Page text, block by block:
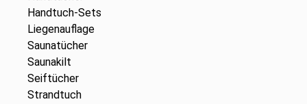
Handtuch-Sets
Liegenauflage
Saunatücher
Saunakilt
Seiftücher
Strandtuch